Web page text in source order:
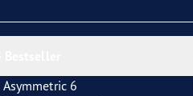
Asymmetric 6